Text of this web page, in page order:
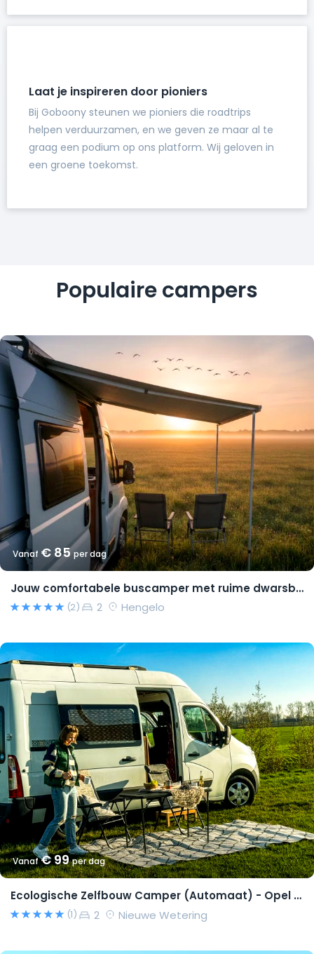
Laat je inspireren door pioniers
Bij Goboony steunen we pioniers die roadtrips
helpen verduurzamen, en we geven ze maar al te
graag een podium op ons platform. Wij geloven in
een groene toekomst.
Populaire campers
Vanaf € 85per dag
Jouw comfortabele buscamper met ruime dwarsbedden en natural look(s)!
(2) 2 Hengelo
Vanaf€ 99per dag
Ecologische Zelfbouw Camper (Automaat) - Opel Movano 2015 – Richard
(1) 2 Nieuwe Wetering